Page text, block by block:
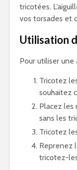
tricotées.
vos torsades et
Utilisation
Pour utiliser une
Tricotez
souhaitez
Placez les
sans les
Tricotez
Reprenez
tricotez-